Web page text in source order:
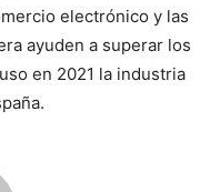
electrónico y las
ayuden a superar los
en 2021 la industria